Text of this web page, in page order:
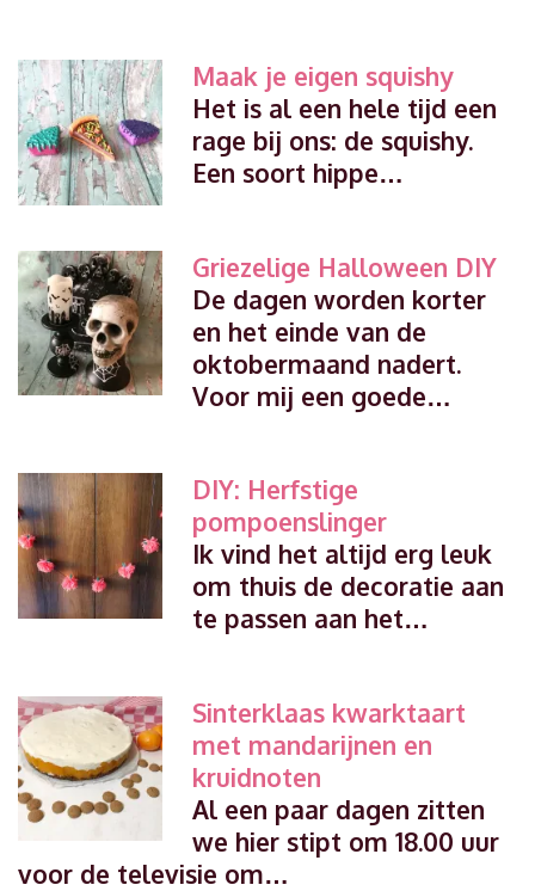
Maak je eigen squishy
Het is al een hele tijd een
rage bij ons: de squishy.
Een soort hippe…
Griezelige Halloween DIY
De dagen worden korter
en het einde van de
oktobermaand nadert.
Voor mij een goede…
DIY: Herfstige
pompoenslinger
Ik vind het altijd erg leuk
om thuis de decoratie aan
te passen aan het…
Sinterklaas kwarktaart
met mandarijnen en
kruidnoten
Al een paar dagen zitten
we hier stipt om 18.00 uur
voor de televisie om…